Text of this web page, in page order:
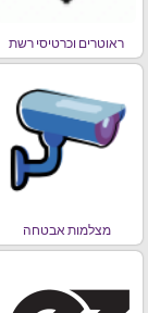
ראוטרים וכרטיסי רשת
מצלמות אבטחה